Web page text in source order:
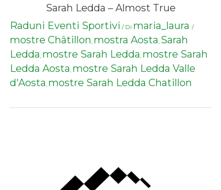
Sarah Ledda – Almost True
Raduni Eventi Sportivi / Di maria_laura /
mostre Châtillon, mostra Aosta, Sarah
Ledda, mostre Sarah Ledda, mostre Sarah
Ledda Aosta, mostre Sarah Ledda Valle
d'Aosta, mostre Sarah Ledda Chatillon